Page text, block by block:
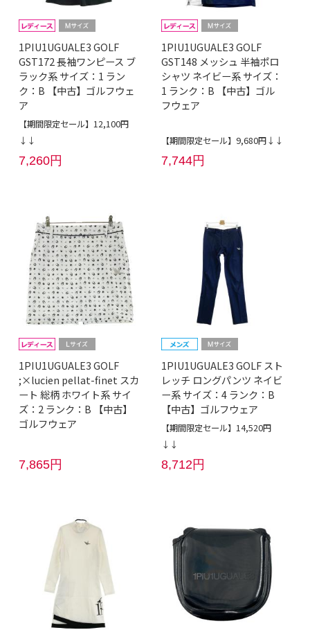
1PIU1UGUALE3 GOLF
GST172 長袖ワンピース ブ
ラック系 サイズ：1 ラン
ク：B 【中古】ゴルフウェ
ア
【期間限定セール】12,100円
↓↓
7,260円
1PIU1UGUALE3 GOLF
GST148 メッシュ 半袖ポロ
シャツ ネイビー系 サイズ：
1 ランク：B 【中古】ゴル
フウェア
【期間限定セール】9,680円↓↓
7,744円
1PIU1UGUALE3 GOLF
;×lucien pellat-finet スカ
ート 総柄 ホワイト系 サイ
ズ：2 ランク：B 【中古】
ゴルフウェア
7,865円
1PIU1UGUALE3 GOLF スト
レッチ ロングパンツ ネイビ
ー系 サイズ：4 ランク：B
【中古】ゴルフウェア
【期間限定セール】14,520円
↓↓
8,712円